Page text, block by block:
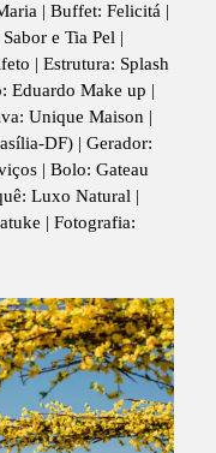
| Buffet: Felicitá |
e Tia Pel |
| Estrutura: Splash
Eduardo Make up |
Unique Maison |
DF) | Gerador:
| Bolo: Gateau
Luxo Natural |
| Fotografia: